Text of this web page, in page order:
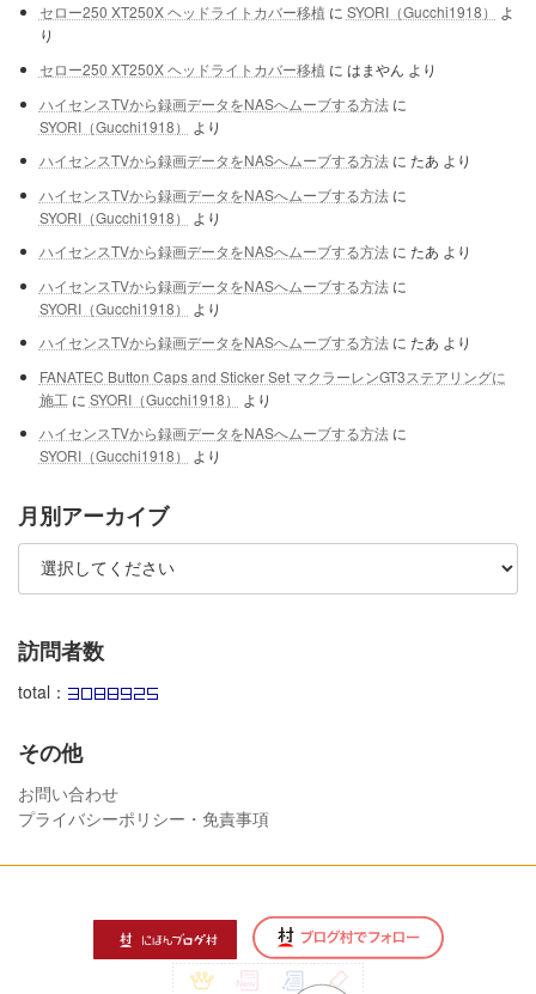
セロー250 XT250X ヘッドライトカバー移植 に SYORI（Gucchi1918）
よ
り
セロー250 XT250X ヘッドライトカバー移植 に はまやん より
ハイセンスTVから録画データをNASへムーブする方法に
SYORI（Gucchi1918）
より
ハイセンスTVから録画データをNASへムーブする方法に たあ より
ハイセンスTVから録画データをNASへムーブする方法に
SYORI（Gucchi1918）
より
ハイセンスTVから録画データをNASへムーブする方法に たあ より
ハイセンスTVから録画データをNASへムーブする方法に
SYORI（Gucchi1918）
より
ハイセンスTVから録画データをNASへムーブする方法に たあ より
FANATEC Button Caps and Sticker Set マクラーレンGT3ステアリングに
施工 に SYORI（Gucchi1918）
より
ハイセンスTVから録画データをNASへムーブする方法に
SYORI（Gucchi1918）
より
月別アーカイブ
訪問者数
total：
その他
お問い合わせ
プライバシーポリシー・免責事項